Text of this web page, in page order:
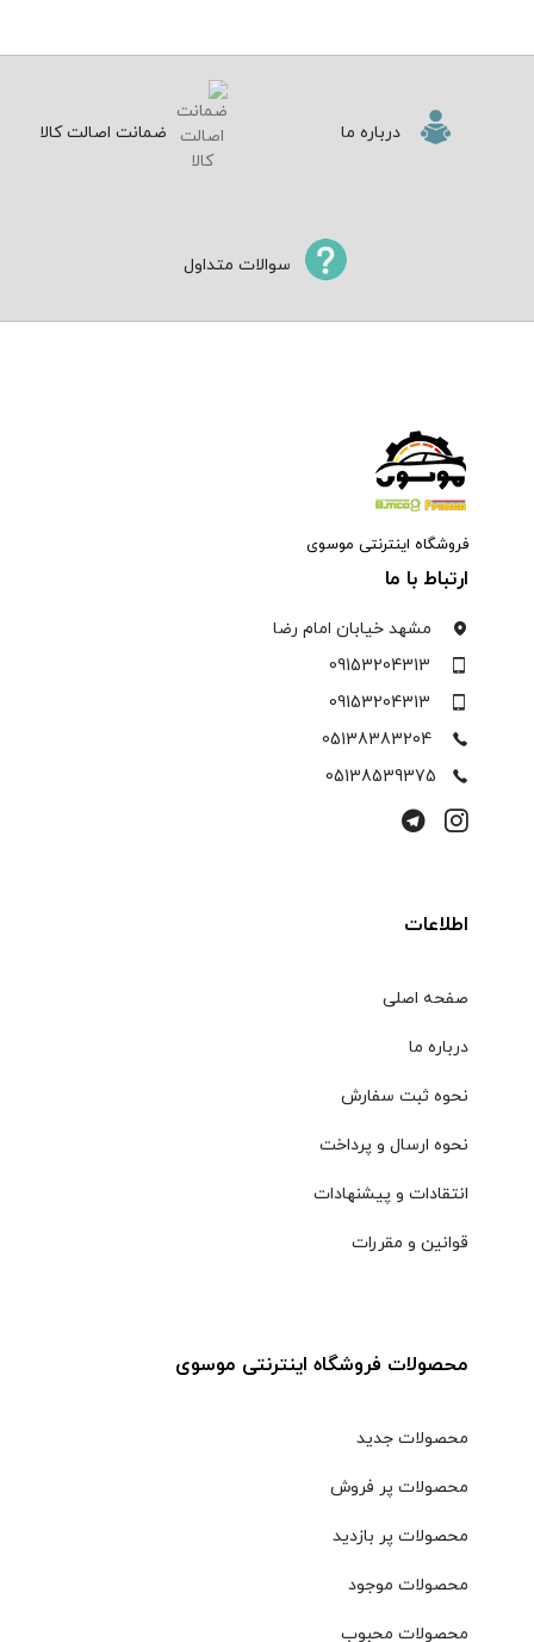
درباره ما ضمانت اصالت کالا
سوالات متداول
فروشگاه اینترنتی موسوی
ارتباط با ما
مشهد خیابان امام رضا
09153204313
09153204313
05138383204
05138539375
اطلاعات
صفحه اصلی
درباره ما
نحوه ثبت سفارش
نحوه ارسال و پرداخت
انتقادات و پیشنهادات
قوانین و مقررات
محصولات فروشگاه اینترنتی موسوی
محصولات جدید
محصولات پر فروش
محصولات پر بازدید
محصولات موجود
محصولات محبوب